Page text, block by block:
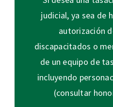
judicial, ya sea de
autorización
discapacitados o
de un equipo de
incluyendo
(consultar